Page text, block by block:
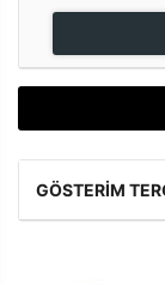
GÖSTERIM